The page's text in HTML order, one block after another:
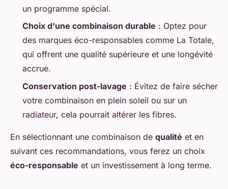
un programme spécial.
Choix d'une combinaison durable : Optez pour
des marques éco-responsables comme La Totale,
qui offrent une qualité supérieure et une longévité
accrue.
Conservation post-lavage : Évitez de faire sécher
votre combinaison en plein soleil ou sur un
radiateur, cela pourrait altérer les fibres.
En sélectionnant une combinaison de qualité et en
suivant ces recommandations, vous ferez un choix
éco-responsable et un investissement à long terme.